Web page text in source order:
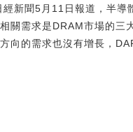
新聞5月11日報道，半導
關需求是DRAM市場的三
向的需求也沒有增長，